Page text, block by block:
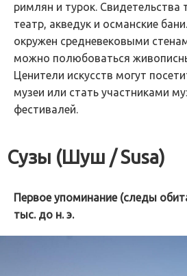
римлян и турок. Свидетельства
театр, акведук и османские
окружен средневековыми
можно полюбоваться
Ценители искусств могут
музеи или стать участниками
фестивалей.
Сузы (Шуш / Susa)
Первое упоминание (следы
тыс. до н. э.